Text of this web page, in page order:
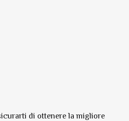
di ottenere la migliore